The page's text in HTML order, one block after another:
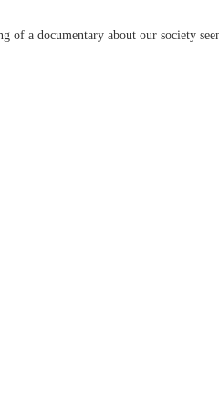
of a documentary about our society